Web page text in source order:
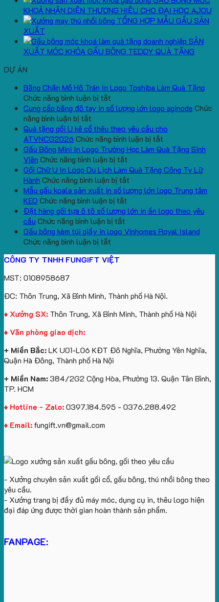
KHOÁ NHẬN DIỆN THƯƠNG HIỆU CHO ĐẠI HỌC AJOU
TỔNG HỢP MẪU GẤU SẢN
XUẤT
SẢN
XUẤT MÓC KHÓA GẤU BÔNG TEDDY QUÀ TẶNG
DỰ ÁN
Băng Chặn Mồ Hô Trán In Logo Toshiba Làm Quà Tặng
Chức năng bình luận bị tắt
Băng
Mồ
Hô
Trán
In
Logo
Toshiba
Làm
Quà
Tặng
Cung cấp băng đô tay in số lượng lớn logo aginode Chức
năng bình luận bị tắt
Cung
cấp
băng
đô
tay
in
số
lượng
lớn
logo
aginode
Quà tặng gối U kê cổ thêu theo yêu cầu cho
ATVNCG2026 Chức năng bình luận bị tắt
Quà
gối
kê
thêu
yêu
Gấu Bông Mini In Logo Trường Học Làm Quà Tặng Sinh
Viên Chức năng bình luận bị tắt
Gấu
Bông
Mini
Logo
Học
Gối Chữ U In Logo Du Lịch Làm Quà Tặng Công Ty Lữ
Hành Chức năng bình luận bị tắt
Gối
U
Logo
Công
Ty
Lữ
Mẫu gấu koala sản xuất in số lượng lớn logo Trung tâm
KEO Chức năng bình luận bị tắt
Mẫu
koala
lớn
logo
Trung
Đặt hàng gối tựa ô tô số lượng lớn in ấn logo theo yêu
cầu Chức năng bình luận bị tắt
Đặt
số
lượng
lớn
theo
cầu
Gấu bông kèm túi giấy in logo Vinhomes Royal Island
Chức năng bình luận bị tắt
bông
giấy
in
logo
CÔNG TY TNHH FUNGIFT VIỆT
MST: 0108958687
ĐC: Thôn Trung, Xã Bình Minh, Thành phố Hà Nội.
♦ Xưởng SX: Thôn Trung, Xã Bình Minh, Thành phố Hà Nội
♦ Văn phòng giao dịch:
+ Miền Bắc:LK U01-L06 KĐT Đô Nghĩa, Phường Yên Nghĩa,
Quận Hà Đông, Thành phố Hà Nội
+ Miền Nam:384/2G2 Cộng Hòa, Phường 13. Quận Tân Bình,
TP. HCM
♦ Hotline - Zalo:0397.184.595 - 0376.288.492
♦ Email:fungift.vn@gmail.com
- Xưởng chuyên sản xuất gối cổ, gấu bông, thú nhồi bông theo
yêu cầu.
- Xưởng trang bị đầy đủ máy móc, dụng cụ in, thêu logo hiện
đại đáp ứng được thời gian hoàn thành sản phẩm.
FANPAGE: